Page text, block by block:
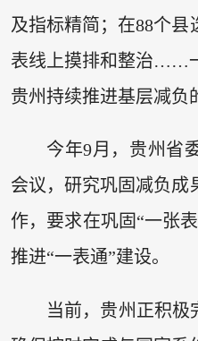
及指标精简；在88个
表线上摸排和整治……
贵州持续推进基层减负
今年9月，贵州省
会议，研究巩固减负成
作，要求在巩固“一张
推进“一表通”建设。
当前，贵州正积极